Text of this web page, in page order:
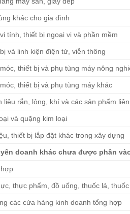
khác cho gia đình
tính, thiết bị ngoại vi và phần mềm
và linh kiện điện tử, viễn thông
thiết bị và phụ tùng máy nông
thiết bị và phụ tùng máy khác
liệu rắn, lỏng, khí và các sản phẩm
và quặng kim loại
thiết bị lắp đặt khác trong xây dựng
doanh khác chưa được phân
thực phẩm, đồ uống, thuốc lá,
các cửa hàng kinh doanh tổng hợp